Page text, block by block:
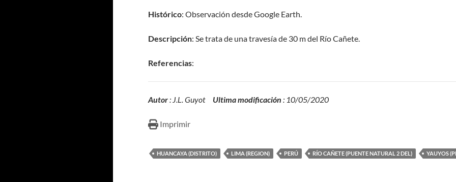
Histórico: Observación desde Google Earth.
Descripción: Se trata de una travesía de 30 m del Río Cañete.
Referencias:
Autor: J.L. Guyot Ultima modificación : 10/05/2020
Imprimir
HUANCAYA (DISTRITO) LIMA (REGION) PERÚ RÍO CAÑETE (PUENTE NATURAL 2 DEL) YAUYOS